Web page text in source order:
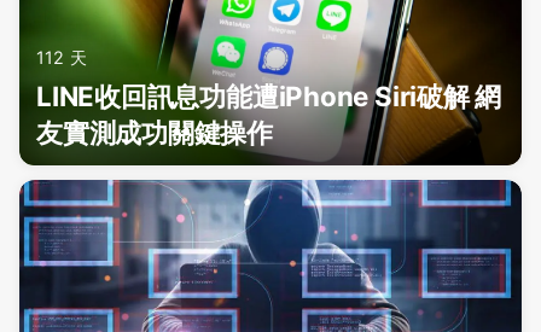
112 天
LINE收回訊息功能遭iPhone Siri破解 網
友實測成功關鍵操作